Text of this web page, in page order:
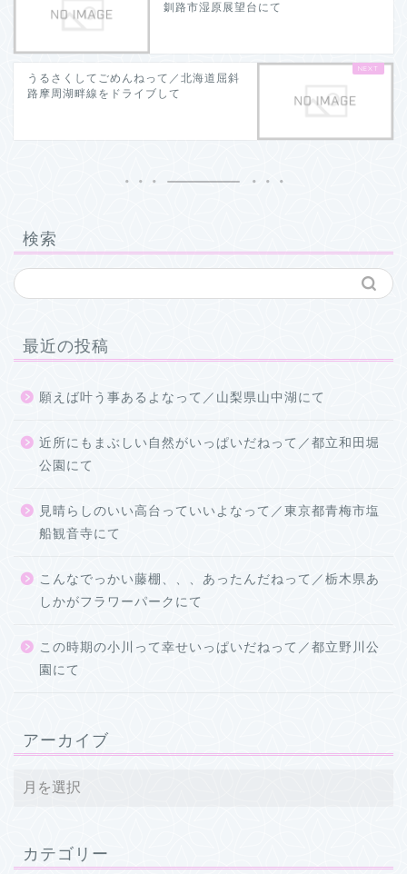
釧路市湿原展望台にて
うるさくしてごめんねって／北海道屈斜
路摩周湖畔線をドライブして
検索
最近の投稿
願えば叶う事あるよなって／山梨県山中湖にて
近所にもまぶしい自然がいっぱいだねって／都立和田堀
公園にて
見晴らしのいい高台っていいよなって／東京都青梅市塩
船観音寺にて
こんなでっかい藤棚、、、あったんだねって／栃木県あ
しかがフラワーパークにて
この時期の小川って幸せいっぱいだねって／都立野川公
園にて
アーカイブ
カテゴリー